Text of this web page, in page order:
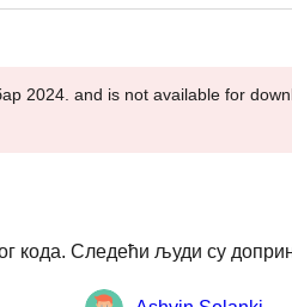
2024. and is not available for
кода. Следећи људи су